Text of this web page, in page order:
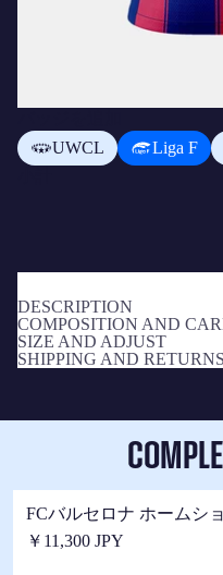
UWCL
Liga F
DESCRIPTION
COMPOSITION AND
SIZE AND ADJUST
SHIPPING AND RETURNS
FCバルセロナ ホームシ
ウィメンズ
￥11,300 JPY